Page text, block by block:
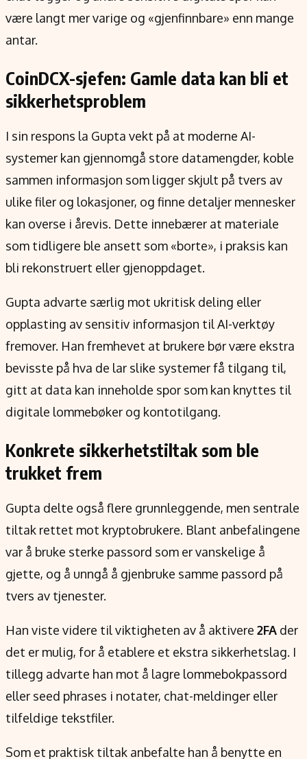
være langt mer varige og «gjenfinnbare» enn mange
antar.
CoinDCX-sjefen: Gamle data kan bli et
sikkerhetsproblem
I sin respons la Gupta vekt på at moderne AI-
systemer kan gjennomgå store datamengder, koble
sammen informasjon som ligger skjult på tvers av
ulike filer og lokasjoner, og finne detaljer mennesker
kan overse i årevis. Dette innebærer at materiale
som tidligere ble ansett som «borte», i praksis kan
bli rekonstruert eller gjenoppdaget.
Gupta advarte særlig mot ukritisk deling eller
opplasting av sensitiv informasjon til AI-verktøy
fremover. Han fremhevet at brukere bør være ekstra
bevisste på hva de lar slike systemer få tilgang til,
gitt at data kan inneholde spor som kan knyttes til
digitale lommebøker og kontotilgang.
Konkrete sikkerhetstiltak som ble
trukket frem
Gupta delte også flere grunnleggende, men sentrale
tiltak rettet mot kryptobrukere. Blant anbefalingene
var å bruke sterke passord som er vanskelige å
gjette, og å unngå å gjenbruke samme passord på
tvers av tjenester.
Han viste videre til viktigheten av å aktivere 2FA der
det er mulig, for å etablere et ekstra sikkerhetslag. I
tillegg advarte han mot å lagre lommebokpassord
eller seed phrases i notater, chat-meldinger eller
tilfeldige tekstfiler.
Som et praktisk tiltak anbefalte han å benytte en